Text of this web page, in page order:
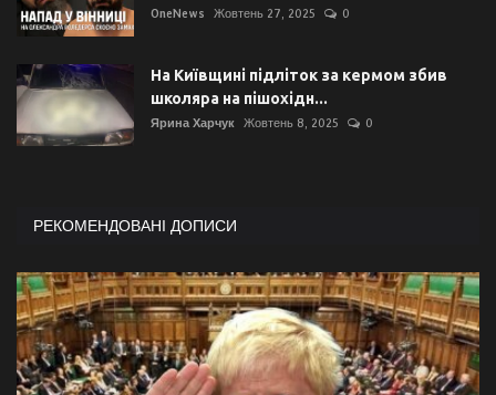
OneNews Жовтень 27, 2025 0
На Київщині підліток за кермом збив
школяра на пішохідн...
Ярина Харчук Жовтень 8, 2025 0
РЕКОМЕНДОВАНІ ДОПИСИ